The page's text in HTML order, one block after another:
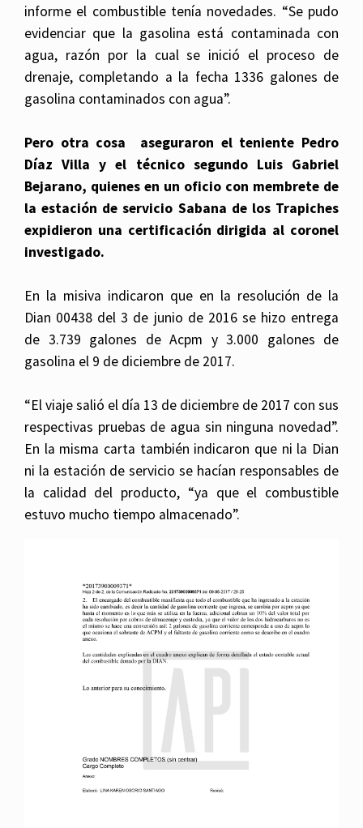
informe el combustible tenía novedades. “Se pudo
evidenciar que la gasolina está contaminada con
agua, razón por la cual se inició el proceso de
drenaje, completando a la fecha 1336 galones de
gasolina contaminados con agua”.
Pero otra cosa aseguraron el teniente Pedro
Díaz Villa y el técnico segundo Luis Gabriel
Bejarano, quienes en un oficio con membrete de
la estación de servicio Sabana de los Trapiches
expidieron una certificación dirigida al coronel
investigado.
En la misiva indicaron que en la resolución de la
Dian 00438 del 3 de junio de 2016 se hizo entrega
de 3.739 galones de Acpm y 3.000 galones de
gasolina el 9 de diciembre de 2017.
“El viaje salió el día 13 de diciembre de 2017 con sus
respectivas pruebas de agua sin ninguna novedad”.
En la misma carta también indicaron que ni la Dian
ni la estación de servicio se hacían responsables de
la calidad del producto, “ya que el combustible
estuvo mucho tiempo almacenado”.